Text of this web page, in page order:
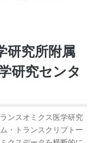
研究所附属
研究センタ
ンスオミクス医学研究
・トランスクリプトー